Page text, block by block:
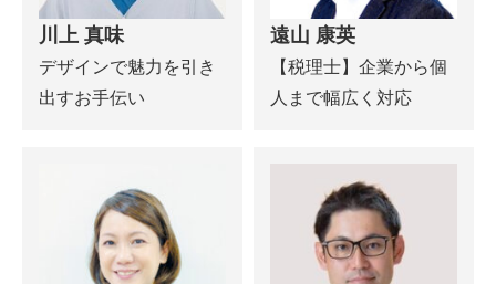
川上 真味
デザインで魅力を引き
出すお手伝い
遠山 康英
【税理士】企業から個
人まで幅広く対応